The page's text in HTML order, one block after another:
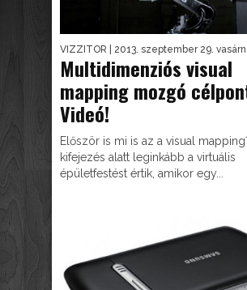
VIZZITOR | 2013. szeptember 29.
Multidimenziós visual
mapping mozgó
Videó!
Először is mi is az a visual
kifejezés alatt leginkább a virtuális
épületfestést értik, amikor egy...